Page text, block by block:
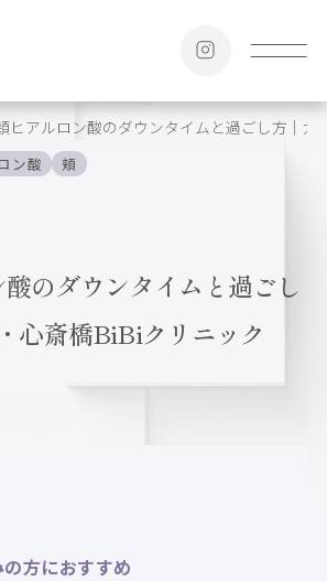
ヒアルロン酸のダウンタイムと過ごし方｜大
ン酸 頬
のダウンタイムと過ごし
心斎橋BiBiクリニック
方におすすめ